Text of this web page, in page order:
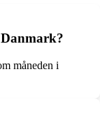
måneden i